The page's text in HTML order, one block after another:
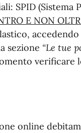
SPID (Sistema
E NON
sezione “Le tue
verificare
online